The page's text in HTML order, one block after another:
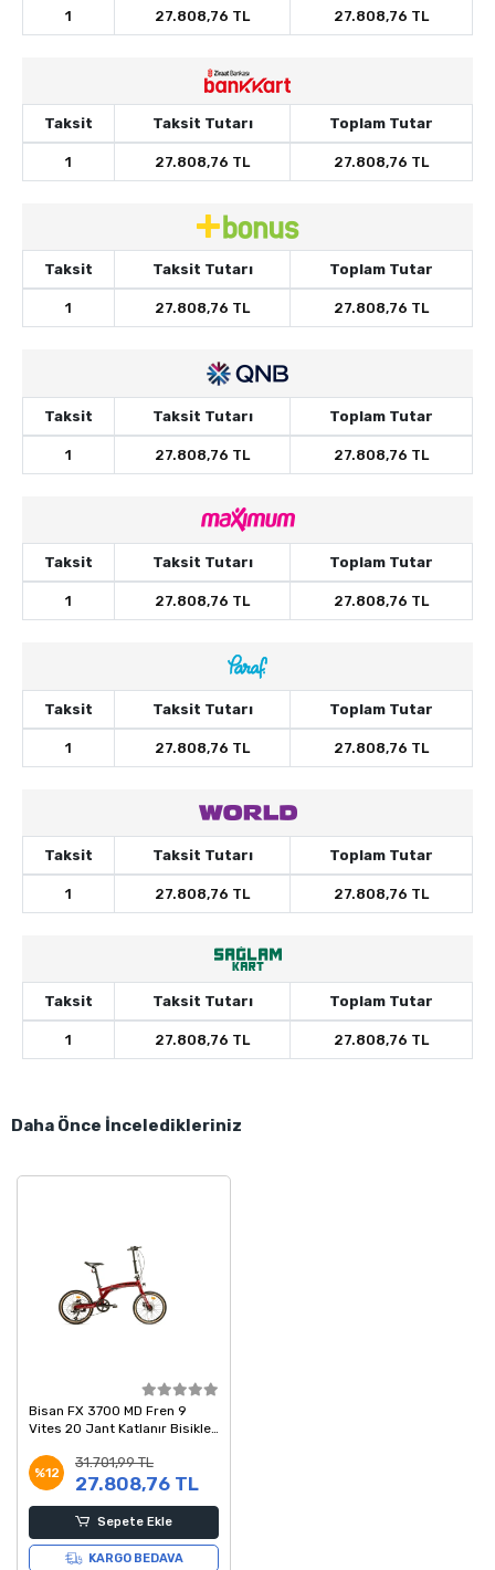
1 27.808,76 TL 27.808,76 TL
Taksit Taksit Tutarı Toplam Tutar
1 27.808,76 TL 27.808,76 TL
Taksit Taksit Tutarı Toplam Tutar
1 27.808,76 TL 27.808,76 TL
Taksit Taksit Tutarı Toplam Tutar
1 27.808,76 TL 27.808,76 TL
Taksit Taksit Tutarı Toplam Tutar
1 27.808,76 TL 27.808,76 TL
Taksit Taksit Tutarı Toplam Tutar
1 27.808,76 TL 27.808,76 TL
Taksit Taksit Tutarı Toplam Tutar
1 27.808,76 TL 27.808,76 TL
Taksit Taksit Tutarı Toplam Tutar
1 27.808,76 TL 27.808,76 TL
Daha Önce İnceledikleriniz
Bisan FX 3700 MD Fren 9
Vites 20 Jant Katlanır Bisiklet
%12
31.701,99 TL
27.808,76 TL
Sepete Ekle
KARGO BEDAVA